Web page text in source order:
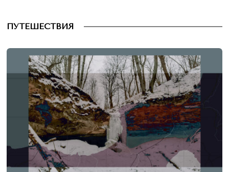
ПУТЕШЕСТВИЯ